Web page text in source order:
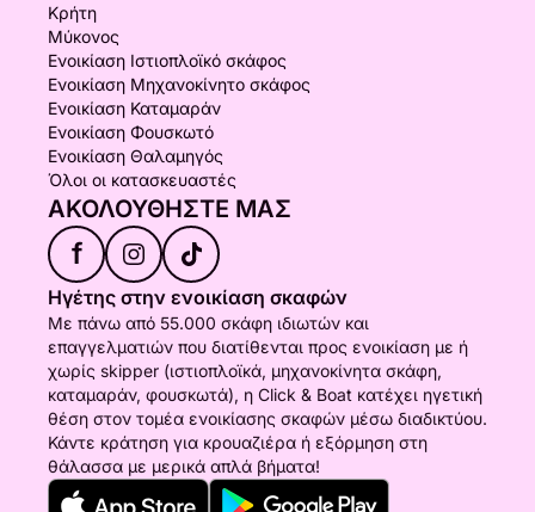
δεν μπορούμε να καθυστερήσουμε την αναχώρηση
λόγω των κανονισμών του λιμένα. Δεν φέρουμε
ευθύνη για καθυστερήσεις που προκαλούνται από
επισκέπτες ή απρόβλεπτα γεγονότα.
• Λάβετε υπόψη ότι το μενού και η παρουσίαση του
φαγητού ενδέχεται να διαφέρουν κατά την κρίση
μας χωρίς προηγούμενη ειδοποίηση.
• Για επείγοντα θέματα ή ερωτήσεις σχετικά με το
σημείο συνάντησης, επικοινωνήστε μαζί μας
οποιαδήποτε στιγμή — είμαστε πάντα στην
ευχάριστη θέση να σας βοηθήσουμε.
• Περιστασιακά, ο τύπος του σκάφους μπορεί να
αλλάξει, αλλά θα παραμένει πάντα στην ίδια
κατηγορία άνεσης και ποιότητας.
Κρήτη
Μύκονος
Ενοικίαση Ιστιοπλοϊκό σκάφος
Ενοικίαση Μηχανοκίνητο σκάφος
Ενοικίαση Καταμαράν
Ενοικίαση Φουσκωτό
Ενοικίαση Θαλαμηγός
Όλοι οι κατασκευαστές
ΑΚΟΛΟΥΘΉΣΤΕ ΜΑΣ
f
Ηγέτης στην ενοικίαση σκαφών
Με πάνω από 55.000 σκάφη ιδιωτών και
επαγγελματιών που διατίθενται προς ενοικίαση με ή
χωρίς skipper (ιστιοπλοϊκά, μηχανοκίνητα σκάφη,
καταμαράν, φουσκωτά), η Click & Boat κατέχει ηγετική
θέση στον τομέα ενοικίασης σκαφών μέσω διαδικτύου.
Κάντε κράτηση για κρουαζιέρα ή εξόρμηση στη
θάλασσα με μερικά απλά βήματα!